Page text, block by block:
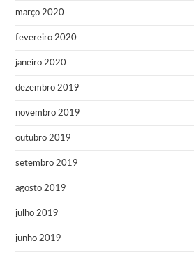
março 2020
fevereiro 2020
janeiro 2020
dezembro 2019
novembro 2019
outubro 2019
setembro 2019
agosto 2019
julho 2019
junho 2019